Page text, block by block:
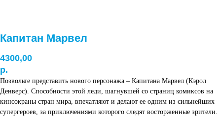
Капитан Марвел
4300,00
р.
Позвольте представить нового персонажа – Капитана Марвел (Кэрол
Денверс). Способности этой леди, шагнувшей со страниц комиксов на
киноэкраны стран мира, впечатляют и делают ее одним из сильнейших
супергероев, за приключениями которого следят восторженные зрители.